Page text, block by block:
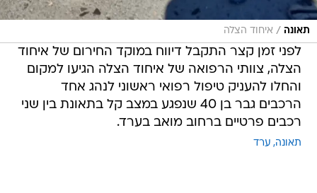
תאונה / איחוד הצלה
לפני זמן קצר התקבל דיווח במוקד החירום של איחוד
הצלה, צוותי הרפואה של איחוד הצלה הגיעו למקום
והחלו להעניק טיפול רפואי ראשוני לנהג אחד
הרכבים גבר בן 40 שנפגע במצב קל בתאונת בין שני
רכבים פרטיים ברחוב מואב בערד.
תאונה ערד